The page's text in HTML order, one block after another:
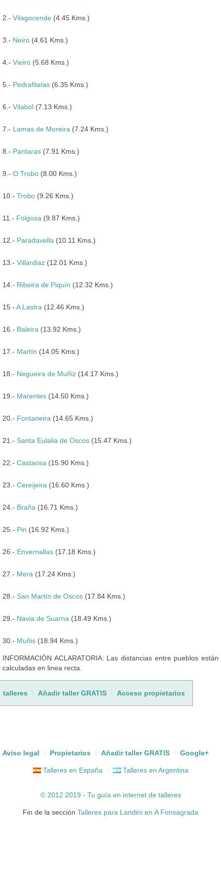
2.- Vilagocende (4.45 Kms.)
3.- Neiro (4.61 Kms.)
4.- Vieiro (5.68 Kms.)
5.- Pedrafitelas (6.35 Kms.)
6.- Vilabol (7.13 Kms.)
7.- Lamas de Moreira (7.24 Kms.)
8.- Pantaras (7.91 Kms.)
9.- O Trobo (8.00 Kms.)
10.- Trobo (9.26 Kms.)
11.- Folgosa (9.87 Kms.)
12.- Paradavella (10.11 Kms.)
13.- Villardiaz (12.01 Kms.)
14.- Ribeira de Piquín (12.32 Kms.)
15.- A Lastra (12.46 Kms.)
16.- Baleira (13.92 Kms.)
17.- Martín (14.05 Kms.)
18.- Negueira de Muñiz (14.17 Kms.)
19.- Marentes (14.50 Kms.)
20.- Fontaneira (14.65 Kms.)
21.- Santa Eulalia de Oscos (15.47 Kms.)
22.- Castaosa (15.90 Kms.)
23.- Cereijeira (16.60 Kms.)
24.- Braña (16.71 Kms.)
25.- Pin (16.92 Kms.)
26.- Envernallas (17.18 Kms.)
27.- Mera (17.24 Kms.)
28.- San Martín de Oscos (17.84 Kms.)
29.- Navia de Suarna (18.49 Kms.)
30.- Muñis (18.94 Kms.)
INFORMACIÓN ACLARATORIA: Las distancias entre pueblos están
calculadas en linea recta.
talleres Añadir taller GRATIS Acceso propietarios
Aviso legal Propietarios Añadir taller GRATIS Google+
Talleres en España Talleres en Argentina
© 2012 2019 - Tu guía en internet de talleres
Fin de la sección Talleres para Landini en A Fonsagrada